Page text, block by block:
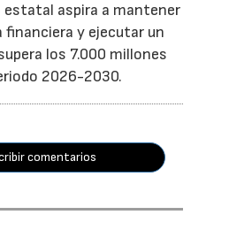
aspira a mantener
y ejecutar un
los 7.000 millones
2026-2030.
comentarios